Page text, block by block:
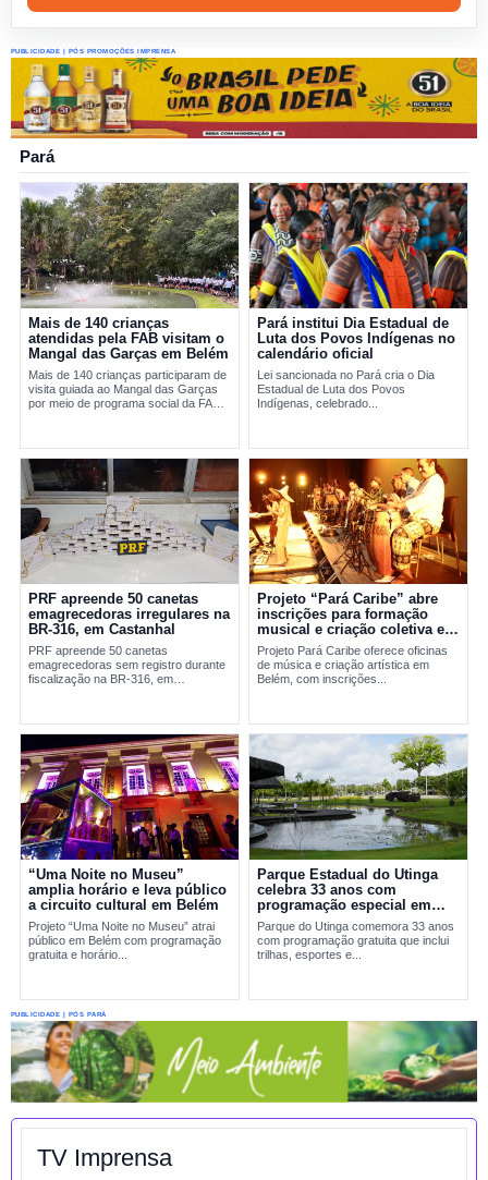
PUBLICIDADE | PÓS PROMOÇÕES IMPRENSA
Pará
Mais de 140 crianças
atendidas pela FAB visitam o
Mangal das Garças em Belém
Mais de 140 crianças participaram de
visita guiada ao Mangal das Garças
por meio de programa social da FAB
Pará institui Dia Estadual de
Luta dos Povos Indígenas no
calendário oficial
Lei sancionada no Pará cria o Dia
Estadual de Luta dos Povos
Indígenas, celebrado...
PRF apreende 50 canetas
emagrecedoras irregulares na
BR-316, em Castanhal
PRF apreende 50 canetas
emagrecedoras sem registro durante
fiscalização na BR-316, em
Projeto “Pará Caribe” abre
inscrições para formação
musical e criação coletiva em
Belém
Projeto Pará Caribe oferece oficinas
de música e criação artística em
Belém, com inscrições...
“Uma Noite no Museu”
amplia horário e leva público
a circuito cultural em Belém
Projeto “Uma Noite no Museu” atrai
público em Belém com programação
gratuita e horário...
Parque Estadual do Utinga
celebra 33 anos com
programação especial em
Belém
Parque do Utinga comemora 33 anos
com programação gratuita que inclui
trilhas, esportes e...
PUBLICIDADE | PÓS PARÁ
TV Imprensa